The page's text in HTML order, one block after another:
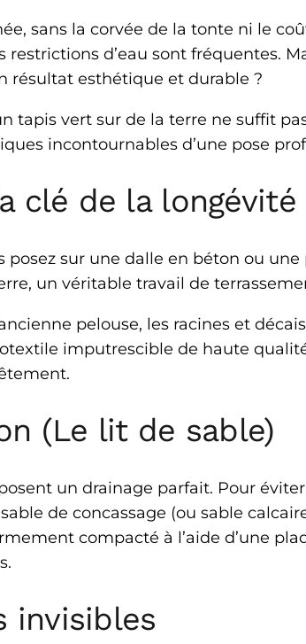
sans la corvée de la tonte ni le
d’eau sont fréquentes.
résultat esthétique et durable ?
tapis vert sur de la terre ne suffit
incontournables d’une pose
clé de la longévité
posez sur une dalle en béton ou
un véritable travail de
pelouse, les racines et
imputrescible de haute
(Le lit de sable)
un drainage parfait. Pour
de concassage (ou sable
compacté à l’aide d’une
invisibles